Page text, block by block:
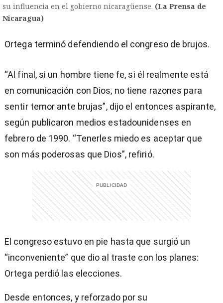
su influencia en el gobierno nicaragüense. (La Prensa de
Nicaragua)
Ortega terminó defendiendo el congreso de brujos.
“Al final, si un hombre tiene fe, si él realmente está
en comunicación con Dios, no tiene razones para
sentir temor ante brujas”, dijo el entonces aspirante,
según publicaron medios estadounidenses en
febrero de 1990. “Tenerles miedo es aceptar que
son más poderosas que Dios”, refirió.
El congreso estuvo en pie hasta que surgió un
“inconveniente” que dio al traste con los planes:
Ortega perdió las elecciones.
Desde entonces, y reforzado por su